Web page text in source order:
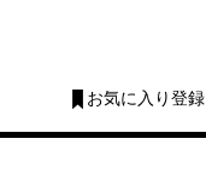
お気に入り登録